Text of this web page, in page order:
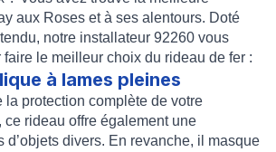
aux Roses et à ses alentours. Doté
notre installateur 92260 vous
faire le meilleur choix du rideau de fer :
à lames pleines
la protection complète de votre
rideau offre également une
d’objets divers. En revanche, il masque